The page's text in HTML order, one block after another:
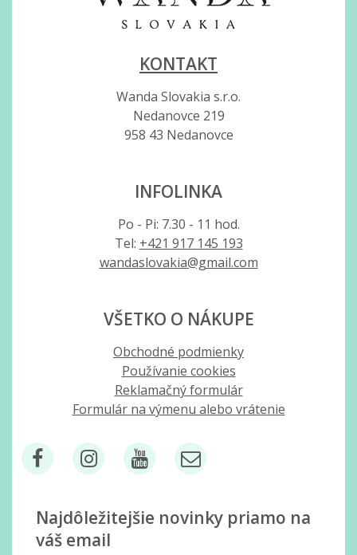
KONTAKT
Wanda Slovakia s.r.o.
Nedanovce 219
958 43 Nedanovce
INFOLINKA
Po - Pi: 7.30 - 11 hod.
Tel: +421 917 145 193
wandaslovakia@gmail.com
VŠETKO O NÁKUPE
Obchodné podmienky
Používanie cookies
Reklamačný formulár
Formulár na výmenu alebo vrátenie
Najdôležitejšie novinky priamo na
váš email